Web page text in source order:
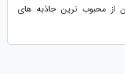
از محبوب ترین جاذبه های